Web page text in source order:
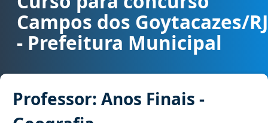
Campos dos Goytacazes/RJ
- Prefeitura Municipal
Professor: Anos Finais -